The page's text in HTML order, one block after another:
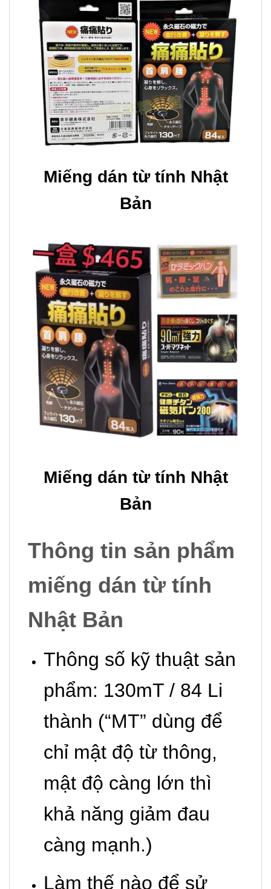
Miếng dán từ tính Nhật
Bản
Miếng dán từ tính Nhật
Bản
Thông tin sản phẩm
miếng dán từ tính
Nhật Bản
Thông số kỹ thuật sản
phẩm: 130mT / 84 Li
thành (“MT” dùng để
chỉ mật độ từ thông,
mật độ càng lớn thì
khả năng giảm đau
càng mạnh.)
Làm thế nào để sử